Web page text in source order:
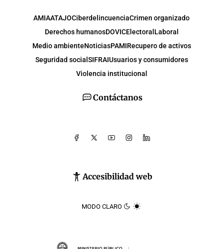
Contáctanos
Accesibilidad web
MODO CLARO
AMIAATAJOCiberdelincuenciaCrimen organizado
Derechos humanosDOVICElectoral Laboral
Medio ambienteNoticiasPAMIRecupero de activos
Seguridad social SIFRAIUsuarios y consumidores
Violencia institucional